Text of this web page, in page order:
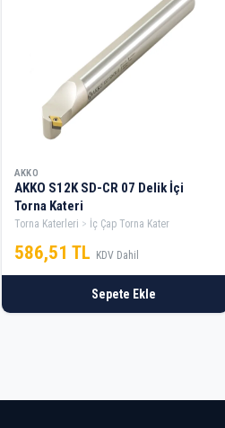
AKKO
AKKO S12K SD-CR 07 Delik İçi
Torna Kateri
Torna Katerleri İç Çap Torna Kater
586,51 TL KDV Dahil
Sepete Ekle